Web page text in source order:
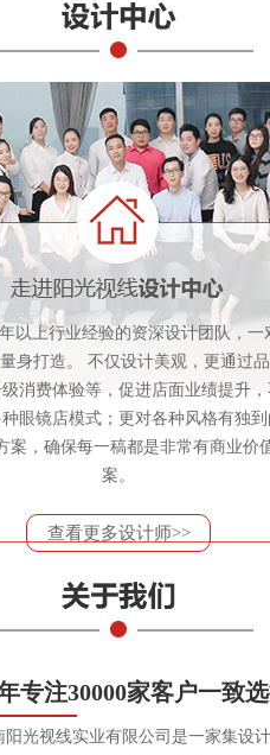
以上行业经验的资深设计团队，一
身打造。 不仅设计美观，更通过
消费体验等，促进店面业绩提升
眼镜店模式；更对各种风格有独
案，确保每一稿都是非常有商业价
案。
查看更多设计师>>
专注30000家客户一致
阳光视线实业有限公司是一家集设